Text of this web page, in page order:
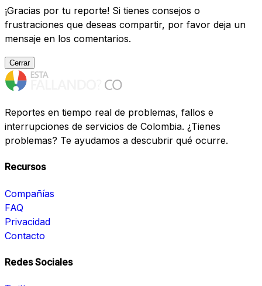
¡Gracias por tu reporte! Si tienes consejos o
frustraciones que deseas compartir, por favor deja un
mensaje en los comentarios.
Cerrar
Reportes en tiempo real de problemas, fallos e
interrupciones de servicios de Colombia. ¿Tienes
problemas? Te ayudamos a descubrir qué ocurre.
Recursos
Compañías
FAQ
Privacidad
Contacto
Redes Sociales